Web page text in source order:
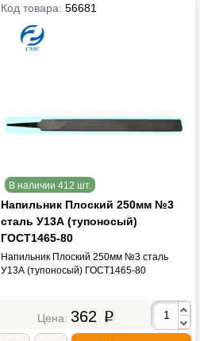
Код товара:56681
В наличии 412 шт.
Напильник Плоский 250мм №3
сталь У13А (тупоносый)
ГОСТ1465-80
Напильник Плоский 250мм №3 сталь
У13А (тупоносый) ГОСТ1465-80
362 p